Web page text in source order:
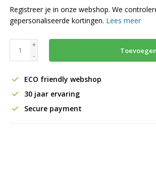
Registreer je in onze webshop. We
gepersonaliseerde kortingen. Lees meer
+
-
ECO friendly webshop
30 jaar ervaring
Secure payment